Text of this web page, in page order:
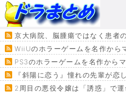
京大病院、脳腫瘍ではなく患者
WiiUのホラーゲームを名作から
PS3のホラーゲームを名作から
『斜陽に恋う』憧れの先輩が
2周目の悪役令嬢は「誘惑」で